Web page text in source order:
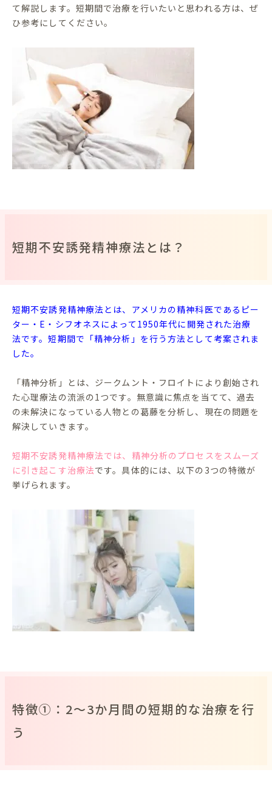
て解説します。短期間で治療を行いたいと思われる方は、ぜ
ひ参考にしてください。
短期不安誘発精神療法とは？
短期不安誘発精神療法とは、アメリカの精神科医であるピー
ター・E・シフオネスによって1950年代に開発された治療
法です。短期間で「精神分析」を行う方法として考案されま
した。
「精神分析」とは、ジークムント・フロイトにより創始され
た心理療法の流派の1つです。無意識に焦点を当てて、過去
の未解決になっている人物との葛藤を分析し、現在の問題を
解決していきます。
短期不安誘発精神療法では、精神分析のプロセスをスムーズ
に引き起こす治療法です。具体的には、以下の3つの特徴が
挙げられます。
特徴①：2～3か月間の短期的な治療を行
う